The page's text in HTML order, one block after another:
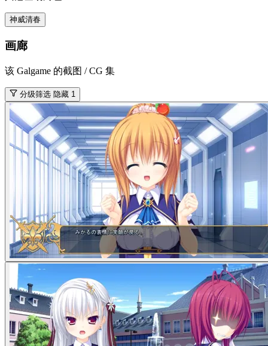
神威清春
画廊
该 Galgame 的截图 / CG 集
分级筛选 隐藏 1